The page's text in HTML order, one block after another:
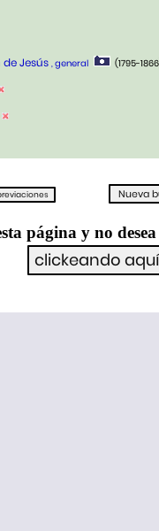
Jesús , general (1795-
página y no